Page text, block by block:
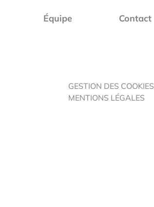
Équipe Contact
GESTION DES COOKIES
MENTIONS LÉGALES